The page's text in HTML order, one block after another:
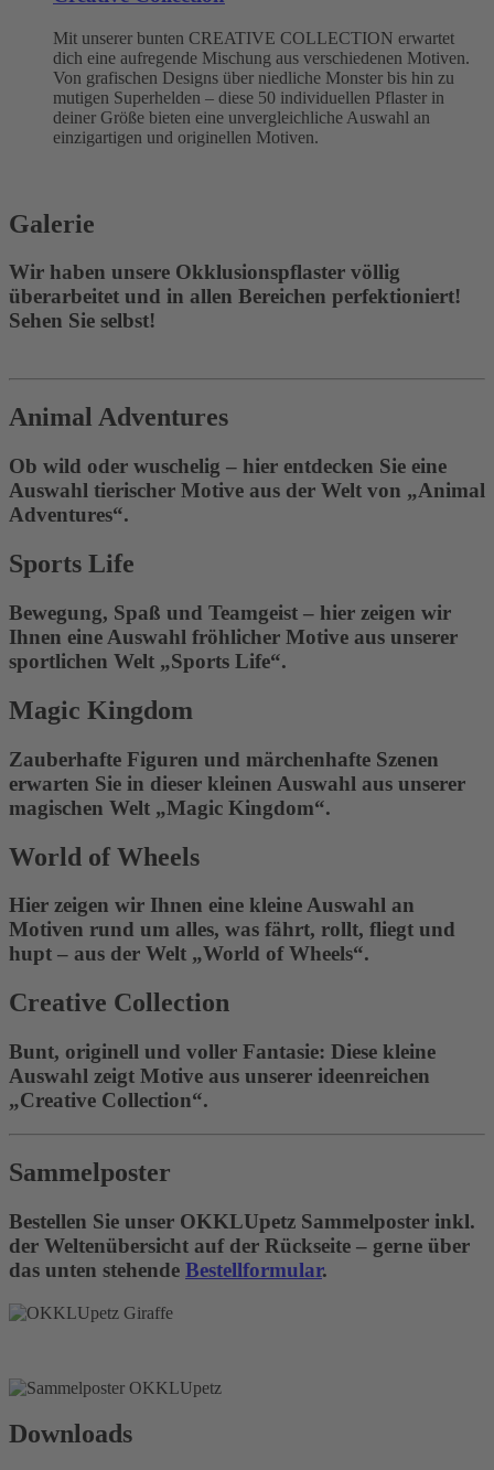
Mit unserer bunten CREATIVE COLLECTION erwartet
dich eine aufregende Mischung aus verschiedenen Motiven.
Von grafischen Designs über niedliche Monster bis hin zu
mutigen Superhelden – diese 50 individuellen Pflaster in
deiner Größe bieten eine unvergleichliche Auswahl an
einzigartigen und originellen Motiven.
Galerie
Wir haben unsere Okklusionspflaster völlig
überarbeitet und in allen Bereichen perfektioniert!
Sehen Sie selbst!
Animal Adventures
Ob wild oder wuschelig – hier entdecken Sie eine
Auswahl tierischer Motive aus der Welt von „Animal
Adventures“.
Sports Life
Bewegung, Spaß und Teamgeist – hier zeigen wir
Ihnen eine Auswahl fröhlicher Motive aus unserer
sportlichen Welt „Sports Life“.
Magic Kingdom
Zauberhafte Figuren und märchenhafte Szenen
erwarten Sie in dieser kleinen Auswahl aus unserer
magischen Welt „Magic Kingdom“.
World of Wheels
Hier zeigen wir Ihnen eine kleine Auswahl an
Motiven rund um alles, was fährt, rollt, fliegt und
hupt – aus der Welt „World of Wheels“.
Creative Collection
Bunt, originell und voller Fantasie: Diese kleine
Auswahl zeigt Motive aus unserer ideenreichen
„Creative Collection“.
Sammelposter
Bestellen Sie unser OKKLUpetz Sammelposter inkl.
der Weltenübersicht auf der Rückseite – gerne über
das unten stehende Bestellformular.
Downloads